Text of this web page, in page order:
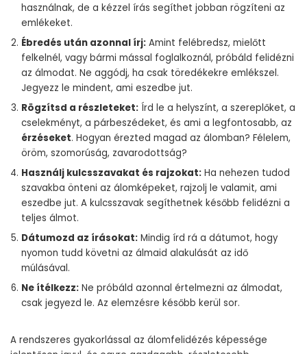
használnak, de a kézzel írás segíthet jobban rögzíteni az
emlékeket.
Ébredés után azonnal írj: Amint felébredsz, mielőtt
felkelnél, vagy bármi mással foglalkoznál, próbáld felidézni
az álmodat. Ne aggódj, ha csak töredékekre emlékszel.
Jegyezz le mindent, ami eszedbe jut.
Rögzítsd a részleteket: Írd le a helyszínt, a szereplőket, a
cselekményt, a párbeszédeket, és ami a legfontosabb, az
érzéseket. Hogyan érezted magad az álomban? Félelem,
öröm, szomorúság, zavarodottság?
Használj kulcsszavakat és rajzokat: Ha nehezen tudod
szavakba önteni az álomképeket, rajzolj le valamit, ami
eszedbe jut. A kulcsszavak segíthetnek később felidézni a
teljes álmot.
Dátumozd az írásokat: Mindig írd rá a dátumot, hogy
nyomon tudd követni az álmaid alakulását az idő
múlásával.
Ne ítélkezz: Ne próbáld azonnal értelmezni az álmodat,
csak jegyezd le. Az elemzésre később kerül sor.
A rendszeres gyakorlással az álomfelidézés képessége